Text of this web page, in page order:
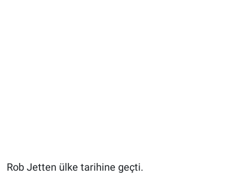
Rob Jetten ülke tarihine geçti.